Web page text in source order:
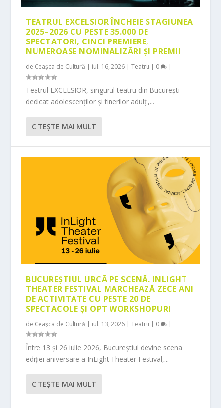
TEATRUL EXCELSIOR ÎNCHEIE STAGIUNEA
2025–2026 CU PESTE 35.000 DE
SPECTATORI, CINCI PREMIERE,
NUMEROASE NOMINALIZĂRI ȘI PREMII
de Ceașca de Cultură | iul. 16, 2026 |Teatru | 0 |
Teatrul EXCELSIOR, singurul teatru din București
dedicat adolescenților și tinerilor adulți,...
CITEŞTE MAI MULT
BUCUREȘTIUL URCĂ PE SCENĂ. INLIGHT
THEATER FESTIVAL MARCHEAZĂ ZECE ANI
DE ACTIVITATE CU PESTE 20 DE
SPECTACOLE ȘI OPT WORKSHOPURI
de Ceașca de Cultură | iul. 13, 2026 |Teatru | 0 |
Între 13 și 26 iulie 2026, Bucureștiul devine scena
ediției aniversare a InLight Theater Festival,...
CITEŞTE MAI MULT